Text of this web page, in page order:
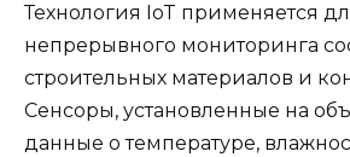
Технология IoT применяется
непрерывного мониторинга
строительных материалов и
Сенсоры, установленные на
данные о температуре,